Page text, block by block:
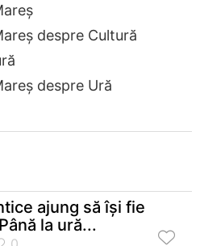
despre Cultură
despre Ură
ajung să îşi fie
la ură...